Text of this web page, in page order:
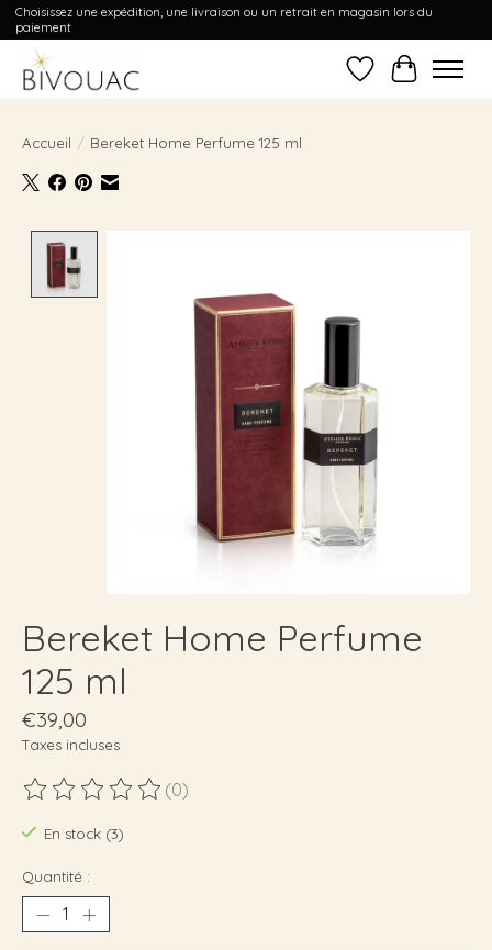
Choisissez une expédition, une livraison ou un retrait en magasin lors du
paiement
Liste dePanier
Accueil / Bereket Home Perfume 125 ml
Bereket Home Perfume
125 ml
€39,00
Taxes incluses
Ce produit est évalué à
(0)
En stock (3)
Quantité :